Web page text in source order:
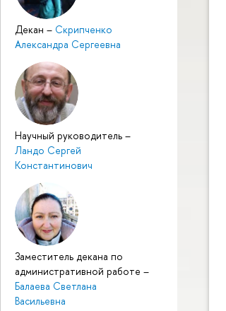
Декан – Скрипченко
Александра Сергеевна
Научный руководитель –
Ландо Сергей
Константинович
Заместитель декана по
административной работе –
Балаева Светлана
Васильевна